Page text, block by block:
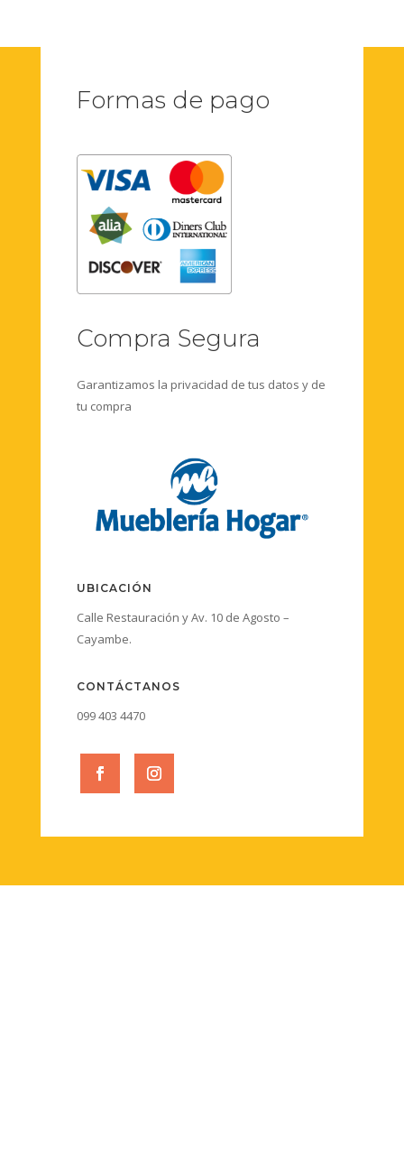
Formas de pago
Compra Segura
Garantizamos la privacidad de tus datos y de
tu compra
UBICACIÓN
Calle Restauración y Av. 10 de Agosto –
Cayambe.
CONTÁCTANOS
099 403 4470